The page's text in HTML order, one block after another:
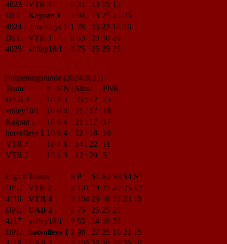
4023
VTR 4 0 41 13 15 13
DLL
Kagran 1 3 94 19 25 25 25
4024
hotvolleys 1 1 78 25 23 14 16
DLL
VTR 3 0 53 23 10 20
4025
volley16/1 3 75 25 25 25
Platzierungsrunde (2024/2025)
Team
# S N | Sätze | PNK
UAB 2
10 7 3 25 : 12
23
volley16/1
10 6 4 21 : 17
18
Kagran 1
10 6 4 21 : 17
17
hotvolleys 1 10 6 4 22 : 18
16
VTR 4
10 4 6 14 : 22
11
VTR 2
10 1 9 12 : 29 5
Liga/# Teams S P S1 S2 S3 S4 S5
DPL
VTR 2 2 101 19 25 20 25 12
4116
VTR 4 3 104 25 16 25 23 15
DPL
UAB 2 3 75 25 25 25
4117
volley16/1 0 53 14 19 20
DPL
hotvolleys 1 3 98 27 25 10 21 15